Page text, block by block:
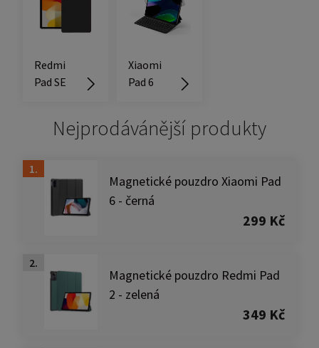
Redmi
Pad SE
Xiaomi
Pad 6
Nejprodávánější produkty
1.
Magnetické pouzdro Xiaomi Pad
6 - černá
299 Kč
2.
Magnetické pouzdro Redmi Pad
2 - zelená
349 Kč